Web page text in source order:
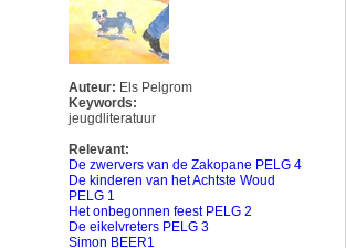
Auteur: Els Pelgrom
Keywords:
jeugdliteratuur
Relevant:
De zwervers van de Zakopane PELG 4
De kinderen van het Achtste Woud
PELG 1
Het onbegonnen feest PELG 2
De eikelvreters PELG 3
Simon BEER1